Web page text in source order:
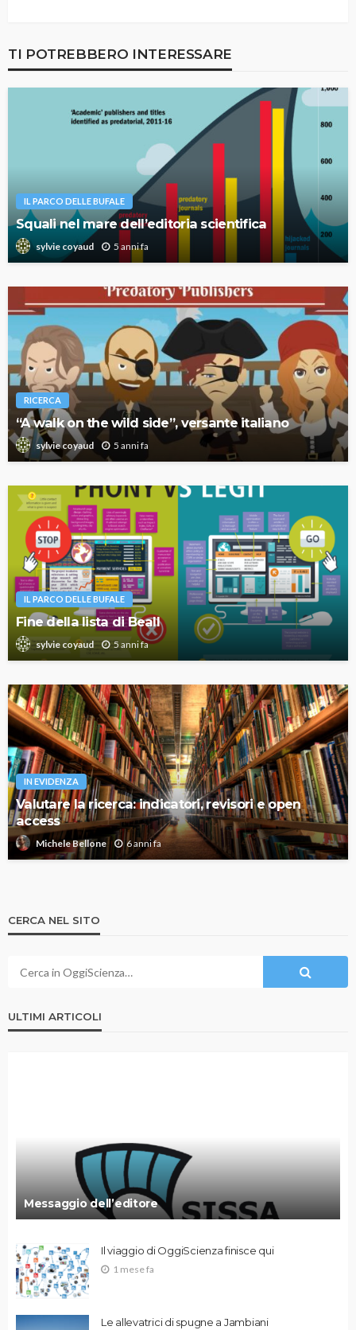
TI POTREBBERO INTERESSARE
IL PARCO DELLE BUFALE
Squali nel mare dell’editoria scientifica
sylvie coyaud 5 anni fa
RICERCA
“A walk on the wild side”, versante italiano
sylvie coyaud 5 anni fa
IL PARCO DELLE BUFALE
Fine della lista di Beall
sylvie coyaud 5 anni fa
IN EVIDENZA
Valutare la ricerca: indicatori, revisori e open
access
Michele Bellone 6 anni fa
CERCA NEL SITO
ULTIMI ARTICOLI
Messaggio dell’editore
Il viaggio di OggiScienza finisce qui
1 mese fa
Le allevatrici di spugne a Jambiani